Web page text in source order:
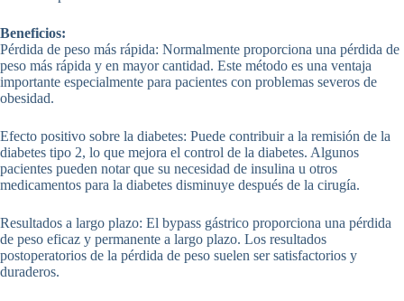
Beneficios:
Pérdida de peso más rápida: Normalmente proporciona una pérdida de
peso más rápida y en mayor cantidad. Este método es una ventaja
importante especialmente para pacientes con problemas severos de
obesidad.
Efecto positivo sobre la diabetes: Puede contribuir a la remisión de la
diabetes tipo 2, lo que mejora el control de la diabetes. Algunos
pacientes pueden notar que su necesidad de insulina u otros
medicamentos para la diabetes disminuye después de la cirugía.
Resultados a largo plazo: El bypass gástrico proporciona una pérdida
de peso eficaz y permanente a largo plazo. Los resultados
postoperatorios de la pérdida de peso suelen ser satisfactorios y
duraderos.